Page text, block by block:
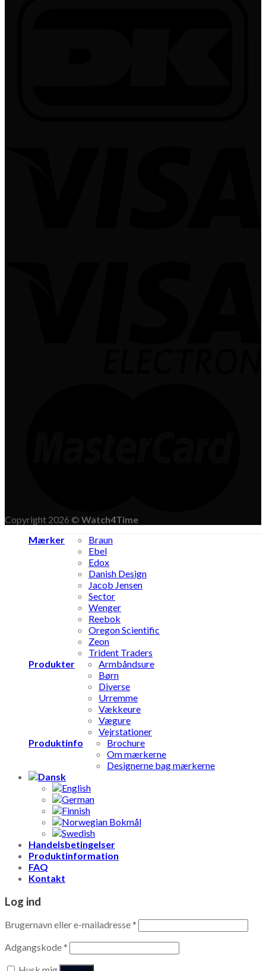
Copyright 2026 © Watch4Time
Mærker
Braun
Ebel
Edox
Danish Design
Jacob Jensen
Sector
Wenger
Reebok
Oregon Scientific
Zeon
Trident Traders
Produkter
Armbåndsure
Børn
Diverse
Urremme
Vækkeure
Vægure
Vejrstationer
Produktinfo
Brochure
Om mærkerne
Designerne bag mærkerne
Handelsbetingelser
Produktinformation
FAQ
Kontakt
Log ind
Brugernavn eller e-mailadresse*
Adgangskode*